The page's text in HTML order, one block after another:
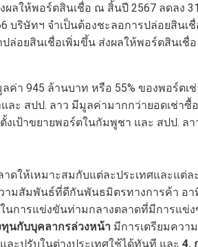
ลให้พอร์ตสินเชื่อ ณ สิ้นปี 2567 ลดลง
ริษัทฯ จำเป็นต้องชะลอการปล่อยสิน
อยสินเชื่อเพิ่มขึ้น ส่งผลให้พอร์ตสินเชื่
ค่า 945 ล้านบาท หรือ 55% ของพอร์
สปป. ลาว มีมูลค่ามากกว่ายอดเช่าซื้
ป้าขยายพอร์ตในกัมพูชา และ สปป. ล
าดให้เหมาะสมกับแต่ละประเทศและแ
มสัมพันธ์ที่ดีกันพันธมิตรทางการค้า อ
การแข่งขันท่ามกลางตลาดที่มีการแข่ง
ทุนกับบุคลากรล่วงหน้า มีการเตรียมควา
ะปรับในต่างประเทศใช้ได้ทันที และ 4.